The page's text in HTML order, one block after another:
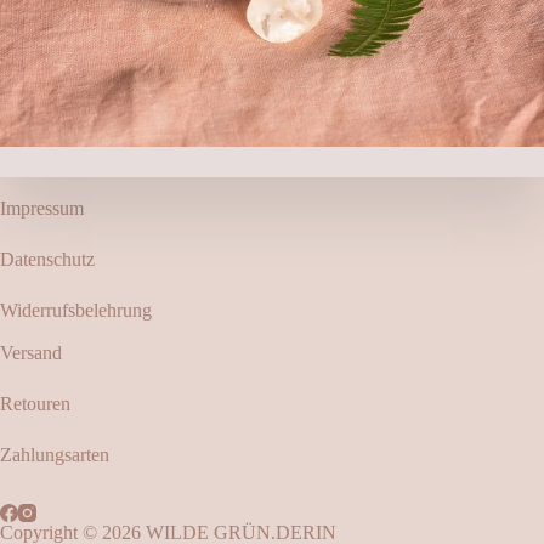
Impressum
Datenschutz
Widerrufsbelehrung
Versand
Retouren
Zahlungsarten
Copyright © 2026 WILDE GRÜN.DERIN